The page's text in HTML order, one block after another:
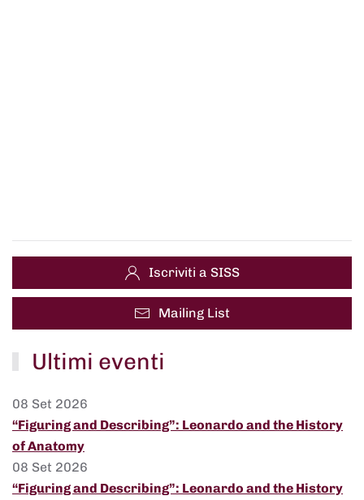
Iscriviti a SISS
Mailing List
Ultimi eventi
08 Set 2026
“Figuring and Describing”: Leonardo and the History
of Anatomy
08 Set 2026
“Figuring and Describing”: Leonardo and the History